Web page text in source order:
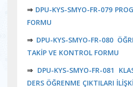
⇒ DPU-KYS-SMYO-FR-079
FORMU
⇒ DPU-KYS-SMYO-FR-080
TAKİP VE KONTROL FORMU
⇒ DPU-KYS-SMYO-FR-081
DERS ÖĞRENME ÇIKTILARI